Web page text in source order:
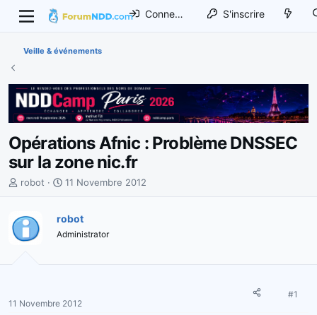
Connexion S'inscrire
Veille & événements
Opérations Afnic : Problème DNSSEC
sur la zone nic.fr
I
t
i
r
robot
D
e
d
u
11 Novembre 2012
robot
Administrator
11 Novembre 2012
#1